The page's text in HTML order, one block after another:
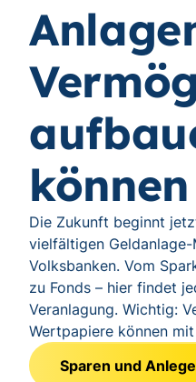
können
Die Zukunft beginnt
vielfältigen
Volksbanken. Vom
zu Fonds – hier findet
Veranlagung. Wichtig:
Wertpapiere können
Sparen und